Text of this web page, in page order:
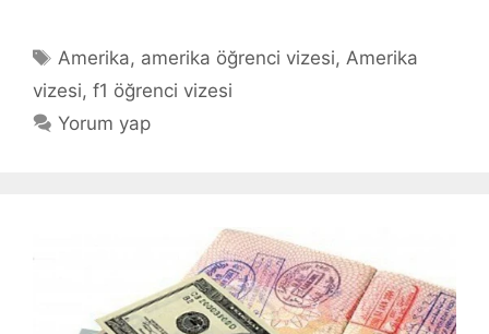
Etiketler
Amerika, amerika öğrenci vizesi, Amerika
vizesi, f1 öğrenci vizesi
Yorum yap